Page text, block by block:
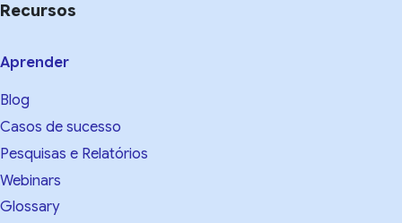
Recursos
Aprender
Blog
Casos de sucesso
Pesquisas e Relatórios
Webinars
Glossary